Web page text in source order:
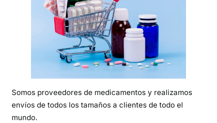
i
n
s
è
i
Somos proveedores de medicamentos y realizamos
envíos de todos los tamaños a clientes de todo el
mundo.